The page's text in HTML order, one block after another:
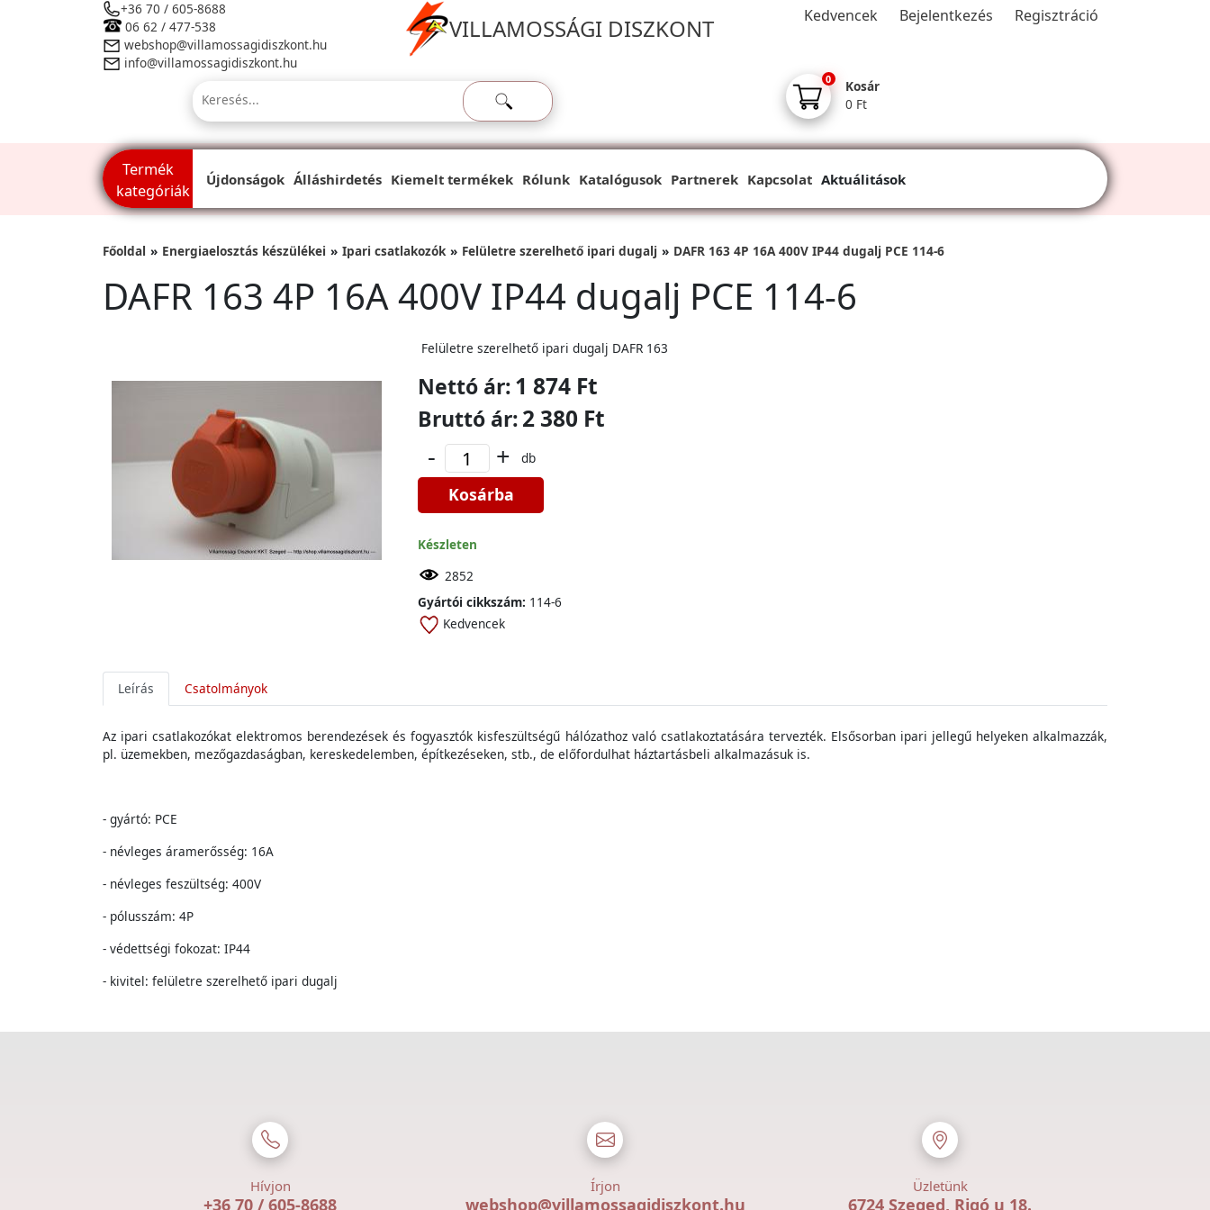
+36 70 / 605-8688
06 62 / 477-538
webshop@villamossagidiszkont.hu
info@villamossagidiszkont.hu
VILLAMOSSÁGI DISZKONT Kedvencek Bejelentkezés Regisztráció
0
Kosár
0 Ft
Termék
kategóriák
Újdonságok Álláshirdetés Kiemelt termékek Rólunk Katalógusok Partnerek Kapcsolat Aktuálitások
Főoldal Energiaelosztás készülékei Ipari csatlakozók Felületre szerelhető ipari dugalj DAFR 163 4P 16A 400V IP44 dugalj PCE 114-6
DAFR 163 4P 16A 400V IP44 dugalj PCE 114-6
Felületre szerelhető ipari dugalj DAFR 163
Nettó ár:1 874 Ft
Bruttó ár:2 380 Ft
- + db
Kosárba
Készleten
2852
Gyártói cikkszám: 114-6
Kedvencek
Leírás Csatolmányok
Az ipari csatlakozókat elektromos berendezések és fogyasztók kisfeszültségű hálózathoz való csatlakoztatására tervezték. Elsősorban ipari jellegű helyeken alkalmazzák,
pl. üzemekben, mezőgazdaságban, kereskedelemben, építkezéseken, stb., de előfordulhat háztartásbeli alkalmazásuk is.
- gyártó: PCE
- névleges áramerősség: 16A
- névleges feszültség: 400V
- pólusszám: 4P
- védettségi fokozat: IP44
- kivitel: felületre szerelhető ipari dugalj
Hívjon
+36 70 / 605-8688
Írjon
webshop@villamossagidiszkont.hu
Üzletünk
6724 Szeged, Rigó u 18.